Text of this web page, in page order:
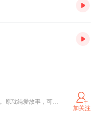
喜马拉雅签约主播，有声制作人。原耽纯爱故事，可甜可咸。小耳朵们，不要错过哦~~
加关注